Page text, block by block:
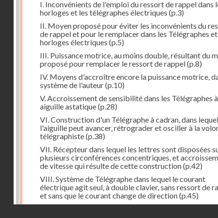
I. Inconvénients de l'emploi du ressort de rappel dans
horloges et les télégraphes électriques (p.3)
II. Moyen proposé pour éviter les inconvénients du
de rappel et pour le remplacer dans les Télégraphes
horloges électriques (p.5)
III. Puissance motrice, au moins double, résultant du
proposé pour remplacer le ressort de rappel(p.8)
IV. Moyens d'accroître encore la puissance motrice,
système de l'auteur(p.10)
V. Accroissement de sensibilité dans les Télégraphes à
aiguille astatique(p.28)
VI. Construction d'un Télégraphe à cadran, dans lequel
l'aiguille peut avancer, rétrograder et osciller à la
télégraphiste(p.38)
VII. Récepteur dans lequel les lettres sont disposées
plusieurs circonférences concentriques, et
de vitesse qui résulte de cette construction(p.42)
VIII. Système de Télégraphe dans lequel le courant
électrique agit seul, à double clavier, sans ressort de
et sans que le courant change de direction(p.45)